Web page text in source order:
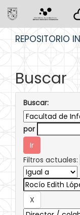
REPOSITORIO
Buscar
Buscar:
por
Filtros actuales: